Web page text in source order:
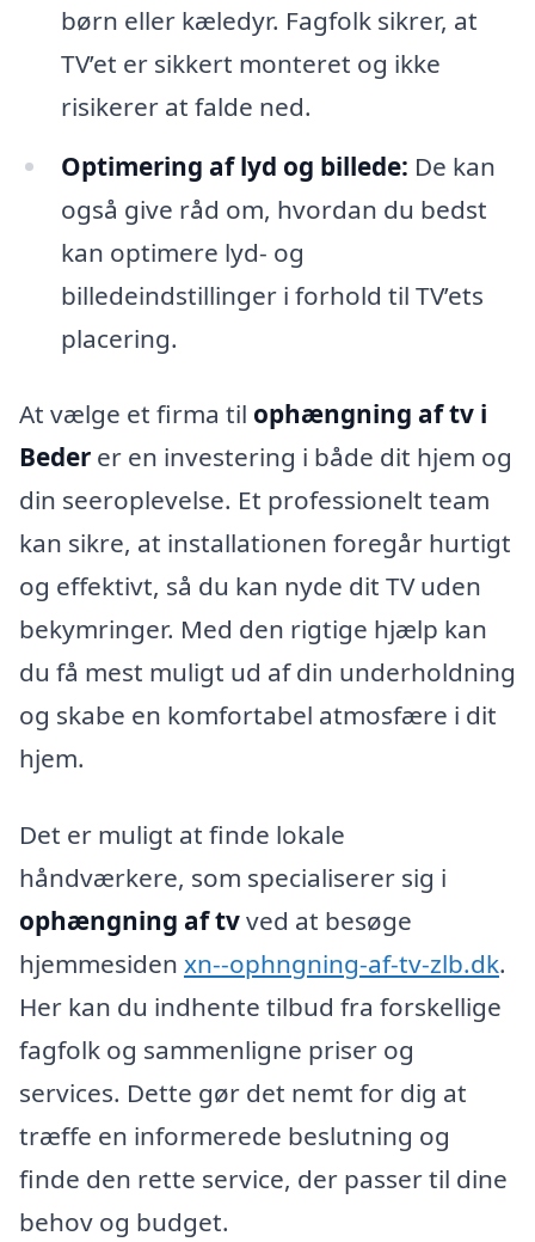
børn eller kæledyr. Fagfolk sikrer, at
TV’et er sikkert monteret og ikke
risikerer at falde ned.
Optimering af lyd og billede: De kan
også give råd om, hvordan du bedst
kan optimere lyd- og
billedeindstillinger i forhold til TV’ets
placering.
At vælge et firma til ophængning af tv i
Beder er en investering i både dit hjem og
din seeroplevelse. Et professionelt team
kan sikre, at installationen foregår hurtigt
og effektivt, så du kan nyde dit TV uden
bekymringer. Med den rigtige hjælp kan
du få mest muligt ud af din underholdning
og skabe en komfortabel atmosfære i dit
hjem.
Det er muligt at finde lokale
håndværkere, som specialiserer sig i
ophængning af tvved at besøge
hjemmesiden xn--ophngning-af-tv-zlb.dk.
Her kan du indhente tilbud fra forskellige
fagfolk og sammenligne priser og
services. Dette gør det nemt for dig at
træffe en informerede beslutning og
finde den rette service, der passer til dine
behov og budget.